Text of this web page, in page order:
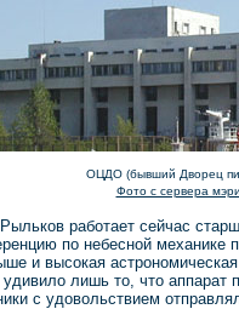
ОЦДО (бывший Дворец
Фото с сервера
работает сейчас
по небесной
и высокая
лишь то, что
с удовольствием